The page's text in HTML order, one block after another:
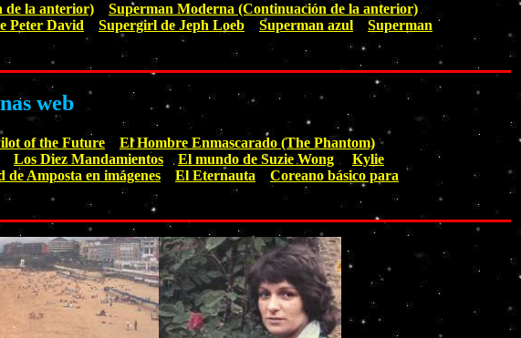
de la anterior)
Superman Moderna (Continuación de la anterior)
Peter David Supergirl de Jeph Loeb Superman azul
Superman
web
of the Future
El Hombre Enmascarado (The Phantom)
Los Diez Mandamientos El mundo de Suzie Wong
Kylie
de Amposta en imágenes El Eternauta
Coreano básico para